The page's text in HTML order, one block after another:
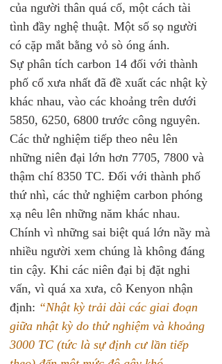
của người thân quá cố, một cách tài
tình đầy nghệ thuật. Một số sọ người
có cặp mắt bằng vỏ sò óng ánh.
Sự phân tích carbon 14 đối với thành
phố cổ xưa nhất đã đề xuất các nhật kỳ
khác nhau, vào các khoảng trên dưới
5850, 6250, 6800 trước công nguyên.
Các thử nghiệm tiếp theo nêu lên
những niên đại lớn hơn 7705, 7800 và
thậm chí 8350 TC. Đối với thành phố
thứ nhì, các thử nghiệm carbon phóng
xạ nêu lên những năm khác nhau.
Chính vì những sai biệt quá lớn nầy mà
nhiều người xem chúng là không đáng
tin cậy. Khi các niên đại bị đặt nghi
vấn, vì quá xa xưa, cô Kenyon nhận
định: “Nhật kỳ trải dài các giai đoạn
giữa nhật kỳ do thử nghiệm và khoảng
3000 TC (tức là sự định cư lần tiếp